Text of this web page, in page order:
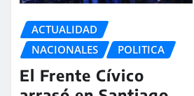
ACTUALIDAD
NACIONALES
POLITICA
El Frente Cívico